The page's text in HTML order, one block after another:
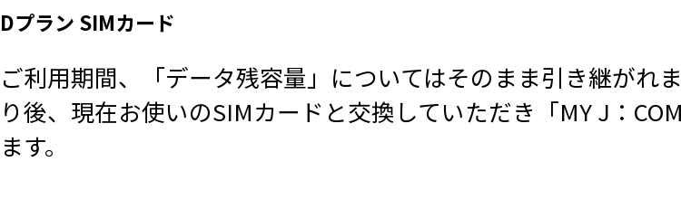
Dプラン SIMカード
ご利用期間、「データ残容量」についてはそのまま引き継がれ
り後、現在お使いのSIMカードと交換していただき「MY J：
ます。